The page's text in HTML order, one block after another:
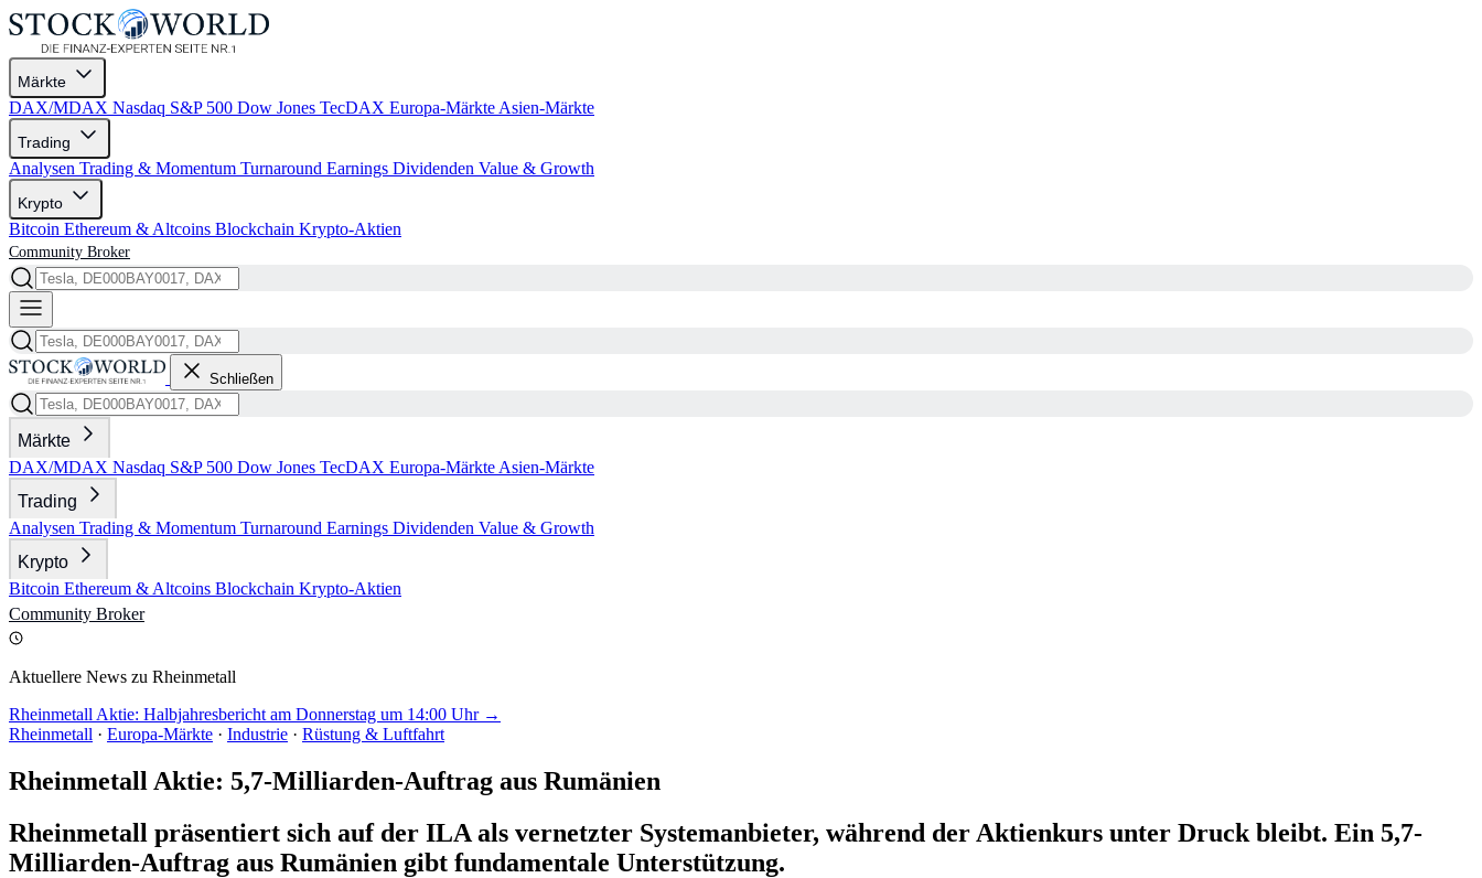
Märkte
DAX/MDAX Nasdaq S&P 500 Dow Jones TecDAX Europa-Märkte Asien-Märkte
Trading
Analysen Trading & Momentum Turnaround Earnings Dividenden Value & Growth
Krypto
Bitcoin Ethereum & Altcoins Blockchain Krypto-Aktien
Community Broker
Schließen
Märkte
DAX/MDAX Nasdaq S&P 500 Dow Jones TecDAX Europa-Märkte Asien-Märkte
Trading
Analysen Trading & Momentum Turnaround Earnings Dividenden Value & Growth
Krypto
Bitcoin Ethereum & Altcoins Blockchain Krypto-Aktien
Community Broker
Aktuellere News zu Rheinmetall
Rheinmetall Aktie: Halbjahresbericht am Donnerstag um 14:00 Uhr →
Rheinmetall · Europa-Märkte · Industrie · Rüstung & Luftfahrt
Rheinmetall Aktie: 5,7-Milliarden-Auftrag aus Rumänien
Rheinmetall präsentiert sich auf der ILA als vernetzter Systemanbieter, während der Aktienkurs unter Druck bleibt. Ein 5,7-
Milliarden-Auftrag aus Rumänien gibt fundamentale Unterstützung.